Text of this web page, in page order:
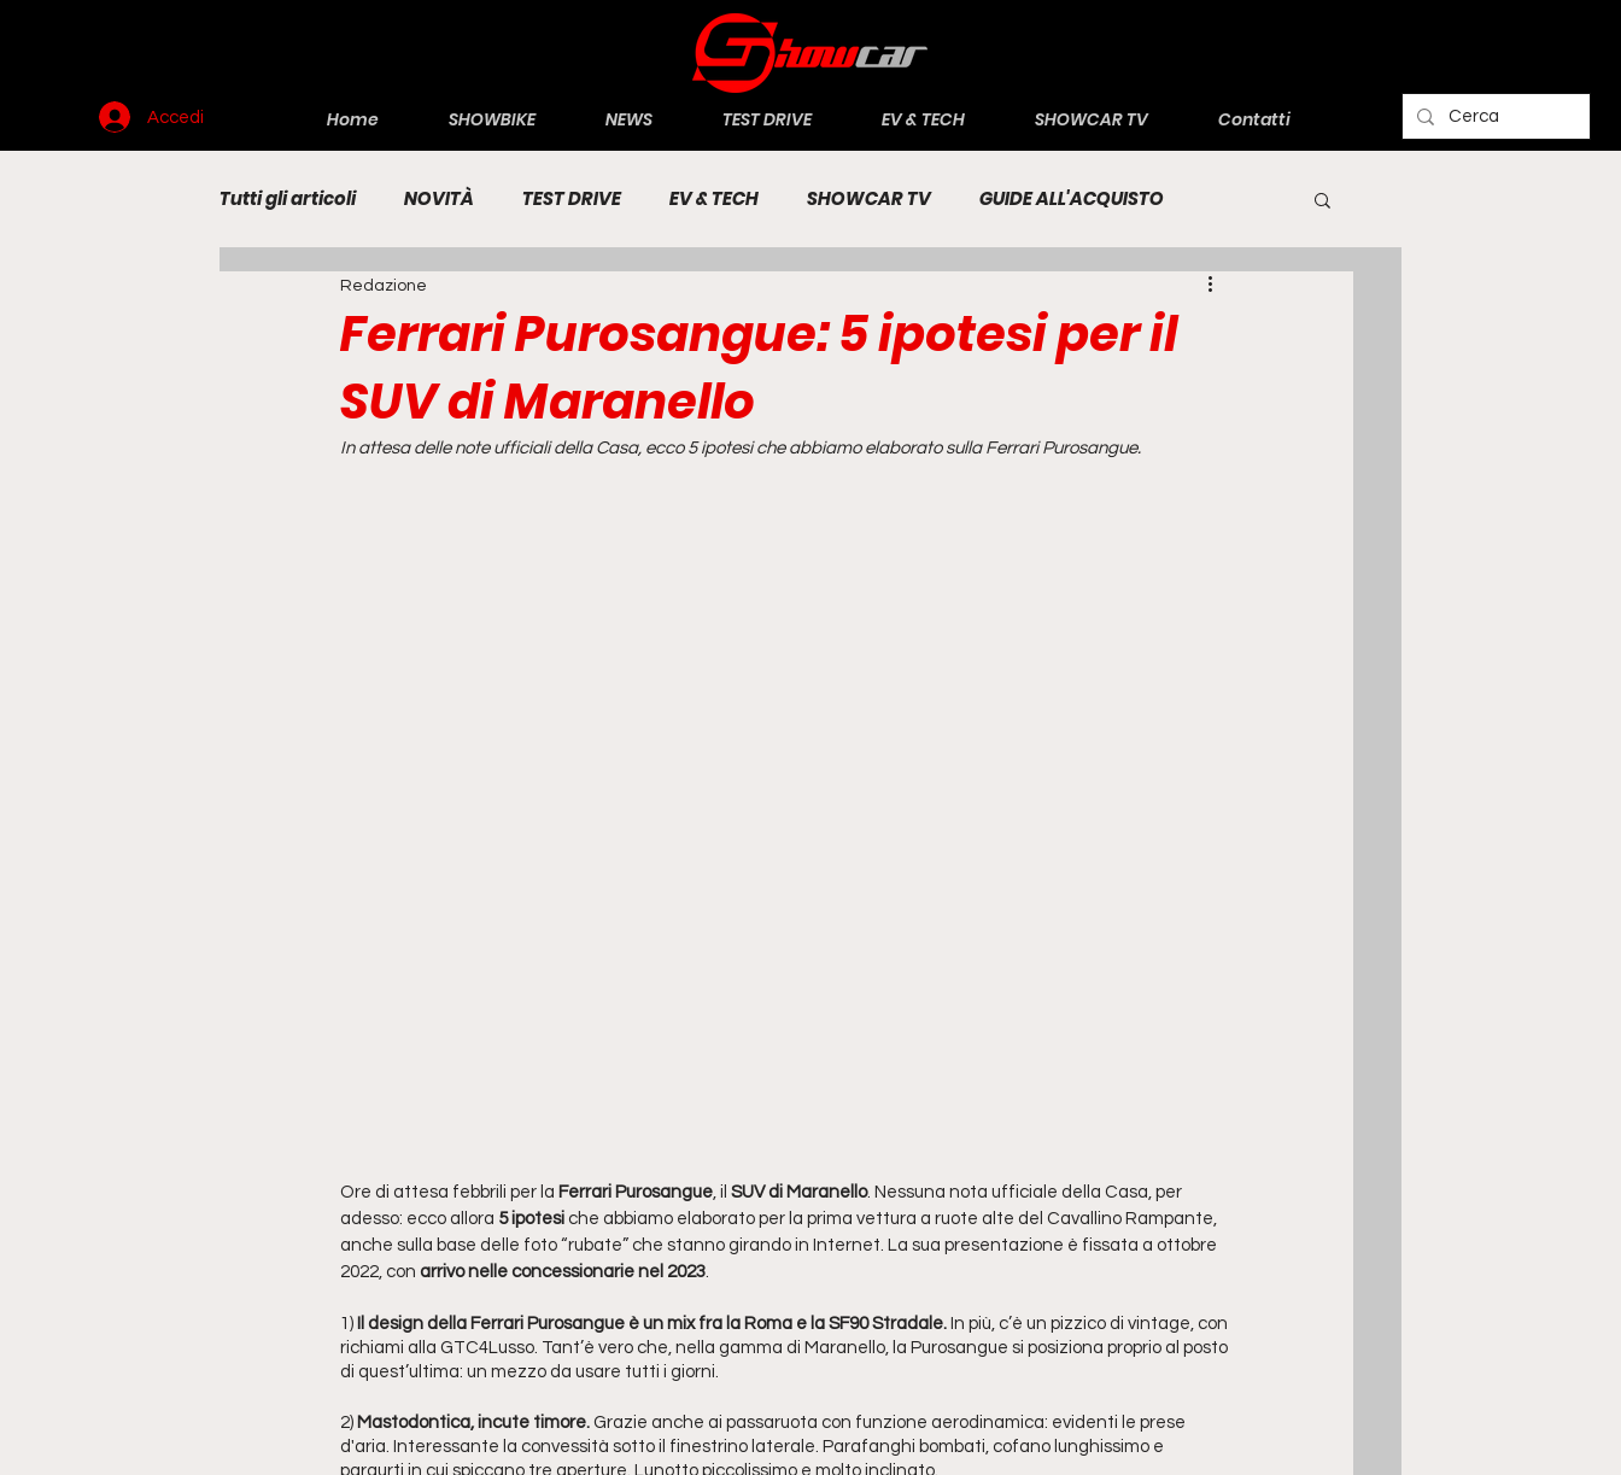
Accedi Home SHOWBIKE NEWS TEST DRIVE EV & TECH SHOWCAR TV Contatti
Tutti gli articoli NOVITÀ TEST DRIVE EV & TECH SHOWCAR TV GUIDE ALL'ACQUISTO
RENDERING MOTO
Ferrari Purosangue: 5 ipotesi per il
SUV di Maranello
Redazione
In attesa delle note ufficiali della Casa, ecco 5 ipotesi che abbiamo elaborato sulla Ferrari Purosangue.
Ore di attesa febbrili per la Ferrari Purosangue , il SUV di Maranello. Nessuna nota ufficiale della Casa, per
adesso: ecco allora 5 ipotesi che abbiamo elaborato per la prima vettura a ruote alte del Cavallino Rampante,
anche sulla base delle foto “rubate” che stanno girando in Internet. La sua presentazione è fissata a ottobre
2022, con arrivo nelle concessionarie nel 2023
1) Il design della Ferrari Purosangue è un mix fra la Roma e la SF90 Stradale. In più, c’è un pizzico di vintage, con
richiami alla GTC4Lusso. Tant’è vero che, nella gamma di Maranello, la Purosangue si posiziona proprio al posto
di quest’ultima: un mezzo da usare tutti i giorni.
2) Mastodontica, incute timore. Grazie anche ai passaruota con funzione aerodinamica: evidenti le prese
d'aria. Interessante la convessità sotto il finestrino laterale. Parafanghi bombati, cofano lunghissimo e
paraurti in cui spiccano tre aperture. Lunotto piccolissimo e molto inclinato.